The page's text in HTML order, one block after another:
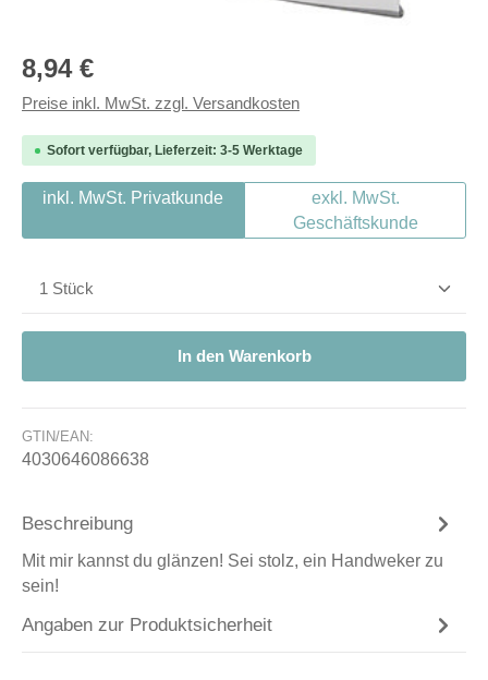
Regulärer Preis:
8,94 €
Preise inkl. MwSt. zzgl. Versandkosten
Sofort verfügbar, Lieferzeit: 3-5 Werktage
inkl. MwSt. Privatkunde
exkl. MwSt.
Geschäftskunde
Produkt Anzahl: Gib den gewünschten Wert ein
In den Warenkorb
GTIN/EAN:
4030646086638
Beschreibung
Mit mir kannst du glänzen! Sei stolz, ein Handweker zu
sein!
Angaben zur Produktsicherheit